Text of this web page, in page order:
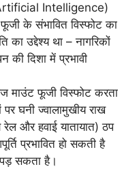
Intelligence)
के संभावित विस्फोट का
उद्देश्य था – नागरिकों
दिशा में प्रभावी
माउंट फूजी विस्फोट करता
घनी ज्वालामुखीय राख
और हवाई यातायात) ठप
प्रभावित हो सकती है
सकता है।